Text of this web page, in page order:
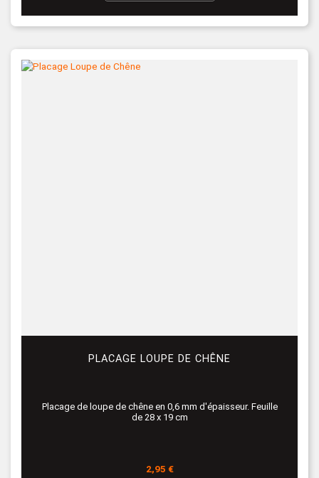
PLACAGE LOUPE DE CHÊNE
Placage de loupe de chêne en 0,6 mm d'épaisseur. Feuille
de 28 x 19 cm
Prix
2,95 €